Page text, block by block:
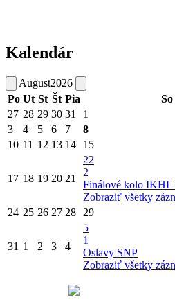
Kalendár
August2026
Po Ut St Št Pia So
27 28 29 30 31 1
3
4 5 6 7 8
10 11 12 13 14 15
17 18 19 20 21
22
2
Finálové kolo IKHL
Zobraziť všetky
24 25 26 27 28 29
31 1 2 3 4
5
1
Oslavy SNP
Zobraziť všetky